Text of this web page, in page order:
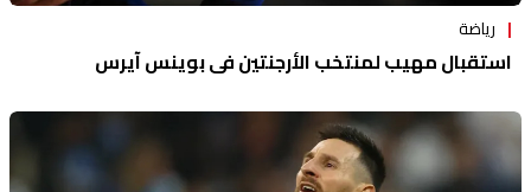
رياضة
استقبال مهيب لمنتخب الأرجنتين في بوينس آيرس